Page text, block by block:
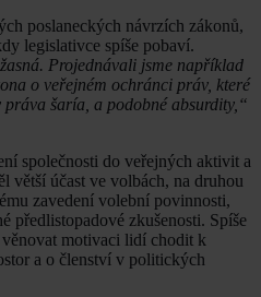
poslaneckých návrzích zákonů,
legislativce spíše pobaví.
Projednávali jsme například
o veřejném ochránci práv, které
šaría, a podobné absurdity,“
společnosti do veřejných aktivit a
větší účast ve volbách, na druhou
zavedení volební povinnosti,
předlistopadové zkušenosti. Spíše
motivaci lidí chodit k
a o členství v politických